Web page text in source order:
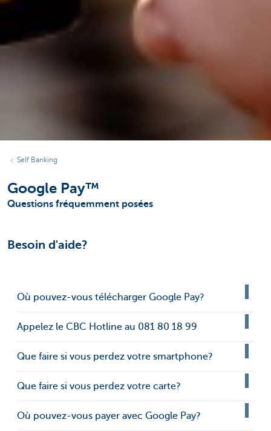
Self Banking
Google Pay™
Questions fréquemment posées
Besoin d'aide?
Où pouvez-vous télécharger Google Pay?
Appelez le CBC Hotline au 081 80 18 99
Que faire si vous perdez votre smartphone?
Que faire si vous perdez votre carte?
Où pouvez-vous payer avec Google Pay?